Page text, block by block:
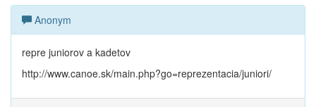
Anonym
repre juniorov a kadetov
http://www.canoe.sk/main.php?go=reprezentacia/juniori/